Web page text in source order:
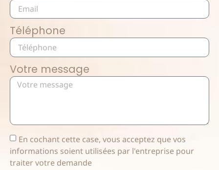
Téléphone
Votre message
En cochant cette case, vous acceptez que vos
informations soient utilisées par l'entreprise pour
traiter votre demande